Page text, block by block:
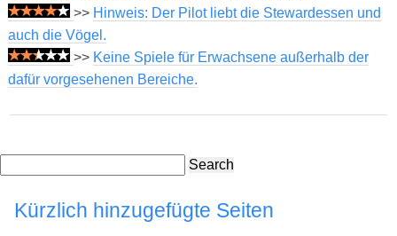
>> Hinweis: Der Pilot liebt die Stewardessen und
auch die Vögel.
>> Keine Spiele für Erwachsene außerhalb der
dafür vorgesehenen Bereiche.
Search
Kürzlich hinzugefügte Seiten